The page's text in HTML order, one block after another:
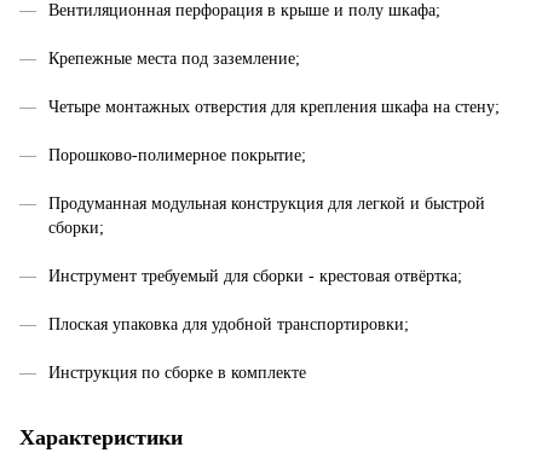
Вентиляционная перфорация в крыше и полу шкафа;
Крепежные места под заземление;
Четыре монтажных отверстия для крепления шкафа на стену;
Порошково-полимерное покрытие;
Продуманная модульная конструкция для легкой и быстрой
сборки;
Инструмент требуемый для сборки - крестовая отвёртка;
Плоская упаковка для удобной транспортировки;
Инструкция по сборке в комплекте
Характеристики